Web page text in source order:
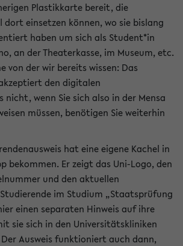
Plastikkarte bereit, die
dort einsetzen können, wo sie bislang
haben um sich als Student*in
an der Theaterkasse, im Museum, etc.
von der wir bereits wissen: Das
den digitalen
nicht, wenn Sie sich also in der Mensa
müssen, benötigen Sie weiterhin
hat eine eigene Kachel in
bekommen. Er zeigt das Uni-Logo, den
und den aktuellen
im Studium „Staatsprüfung
einen separaten Hinweis auf ihre
sie sich in den Universitätskliniken
Ausweis funktioniert auch dann,